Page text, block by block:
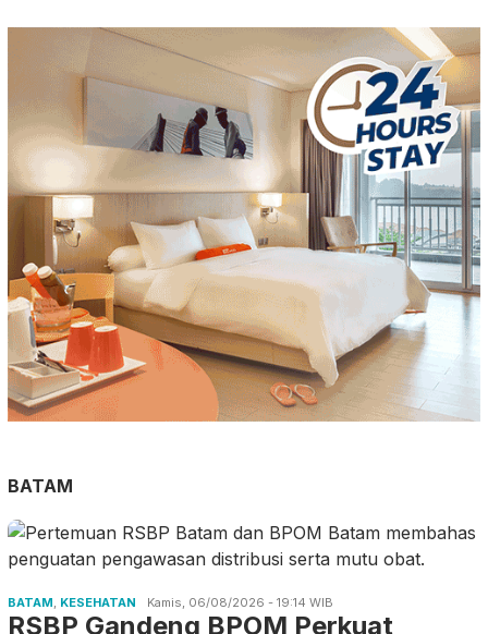
BATAM
BATAM, KESEHATAN Kamis, 06/08/2026 - 19:14 WIB
RSBP Gandeng BPOM Perkuat